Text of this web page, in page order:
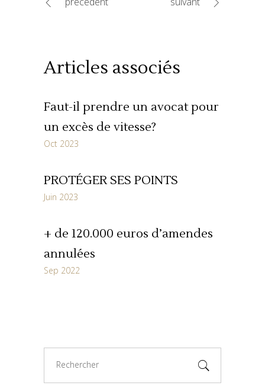
Articles associés
Faut-il prendre un avocat pour
un excès de vitesse?
Oct 2023
PROTÉGER SES POINTS
Juin 2023
+ de 120.000 euros d’amendes
annulées
Sep 2022
for: